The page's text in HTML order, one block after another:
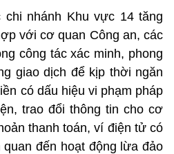
chi nhánh Khu vực 14 tăng
với cơ quan Công an, các
công tác xác minh, phong
giao dịch để kịp thời ngăn
có dấu hiệu vi phạm pháp
trao đổi thông tin cho cơ
thanh toán, ví điện tử có
đến hoạt động lừa đảo